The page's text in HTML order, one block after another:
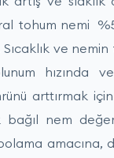
tohum nemi
ve
hızında
arttırmak için
bağıl nem
amacına,